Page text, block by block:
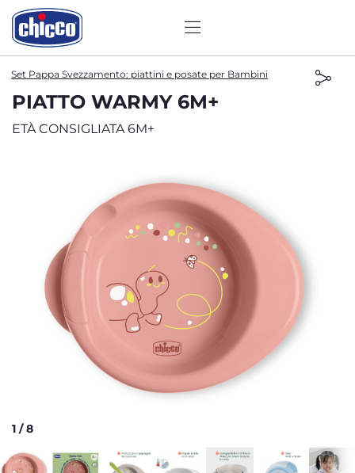
Set Pappa Svezzamento: piattini e posate per Bambini
PIATTO WARMY 6M+
ETÀ CONSIGLIATA 6M+
1 /8